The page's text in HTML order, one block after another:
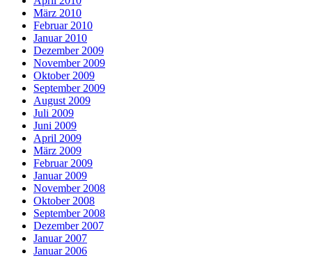
März 2010
Februar 2010
Januar 2010
Dezember 2009
November 2009
Oktober 2009
September 2009
August 2009
Juli 2009
Juni 2009
April 2009
März 2009
Februar 2009
Januar 2009
November 2008
Oktober 2008
September 2008
Dezember 2007
Januar 2007
Januar 2006